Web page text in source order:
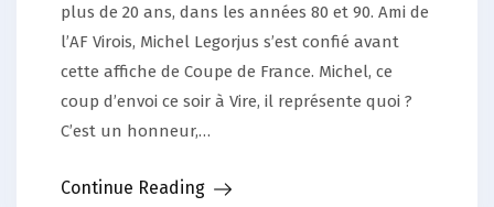
plus de 20 ans, dans les années 80 et 90. Ami de
l’AF Virois, Michel Legorjus s’est confié avant
cette affiche de Coupe de France. Michel, ce
coup d’envoi ce soir à Vire, il représente quoi ?
C’est un honneur,…
Continue Reading